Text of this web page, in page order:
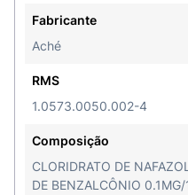
Fabricante
Aché
RMS
1.0573.0050.002-4
Composição
CLORIDRATO DE
DE BENZALCÔNIO